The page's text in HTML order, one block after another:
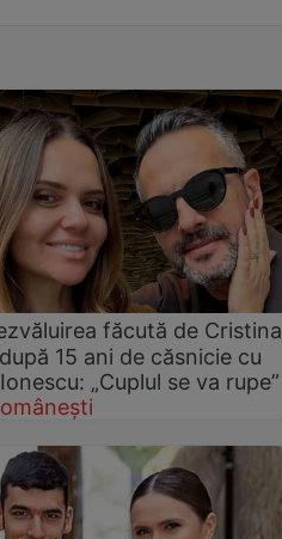
făcută de Cristina
15 ani de căsnicie cu
„Cuplul se va rupe”